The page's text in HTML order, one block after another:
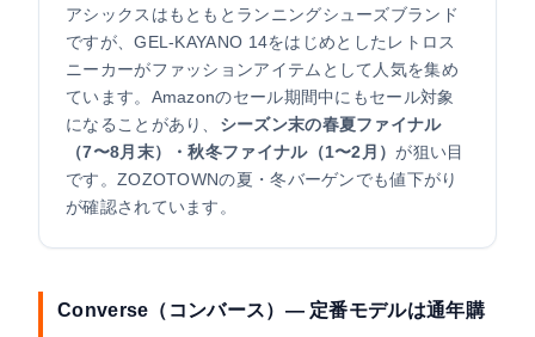
アシックスはもともとランニングシューズブランド
ですが、GEL-KAYANO 14をはじめとしたレトロス
ニーカーがファッションアイテムとして人気を集め
ています。Amazonのセール期間中にもセール対象
になることがあり、 シーズン末の春夏ファイナル
（7〜8月末）・秋冬ファイナル（1〜2月）が狙い目
です。ZOZOTOWNの夏・冬バーゲンでも値下がり
が確認されています。
Converse（コンバース）— 定番モデルは通年購